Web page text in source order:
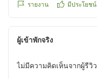
รายงาน มีประโยชน์
ผู้เข้าพักจริง
ไม่มีความคิดเห็นจากผู้รีวิว